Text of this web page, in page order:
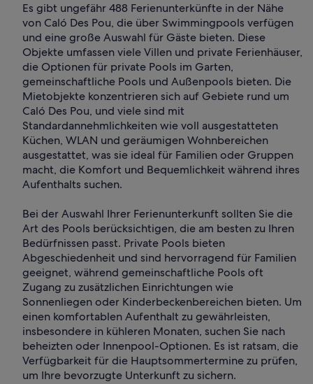
Es gibt ungefähr 488 Ferienunterkünfte in der Nähe
von Caló Des Pou, die über Swimmingpools verfügen
und eine große Auswahl für Gäste bieten. Diese
Objekte umfassen viele Villen und private Ferienhäuser,
die Optionen für private Pools im Garten,
gemeinschaftliche Pools und Außenpools bieten. Die
Mietobjekte konzentrieren sich auf Gebiete rund um
Caló Des Pou, und viele sind mit
Standardannehmlichkeiten wie voll ausgestatteten
Küchen, WLAN und geräumigen Wohnbereichen
ausgestattet, was sie ideal für Familien oder Gruppen
macht, die Komfort und Bequemlichkeit während ihres
Aufenthalts suchen.
Bei der Auswahl Ihrer Ferienunterkunft sollten Sie die
Art des Pools berücksichtigen, die am besten zu Ihren
Bedürfnissen passt. Private Pools bieten
Abgeschiedenheit und sind hervorragend für Familien
geeignet, während gemeinschaftliche Pools oft
Zugang zu zusätzlichen Einrichtungen wie
Sonnenliegen oder Kinderbeckenbereichen bieten. Um
einen komfortablen Aufenthalt zu gewährleisten,
insbesondere in kühleren Monaten, suchen Sie nach
beheizten oder Innenpool-Optionen. Es ist ratsam, die
Verfügbarkeit für die Hauptsommertermine zu prüfen,
um Ihre bevorzugte Unterkunft zu sichern.